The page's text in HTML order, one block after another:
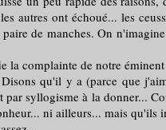
autres ont échoué... les
de manches. On
complainte de notre éminent
qu'il y a (parce que j'aime
syllogisme à la donner...
ni ailleurs... mais qu'ils